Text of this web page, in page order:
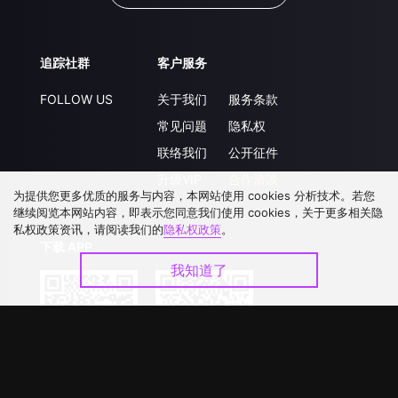
追踪社群
FOLLOW US
客户服务
关于我们
常见问题
联络我们
服务条款
隐私权
公开征件
为提供您更多优质的服务与内容，本网站使用 cookies 分析技术。若您
继续阅览本网站内容，即表示您同意我们使用 cookies，关于更多相关隐
私权政策资讯，请阅读我们的隐私权政策。
我知道了